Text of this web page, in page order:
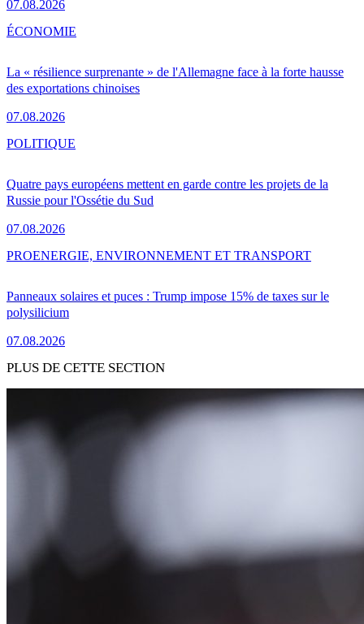
07.08.2026
La « résilience surprenante » de l'Allemagne face à la forte hausse
des exportations chinoises
07.08.2026
ÉCONOMIE
Quatre pays européens mettent en garde contre les projets de la
Russie pour l'Ossétie du Sud
07.08.2026
POLITIQUE
Panneaux solaires et puces : Trump impose 15% de taxes sur le
polysilicium
07.08.2026
PROENERGIE, ENVIRONNEMENT ET TRANSPORT
PLUS DE CETTE SECTION